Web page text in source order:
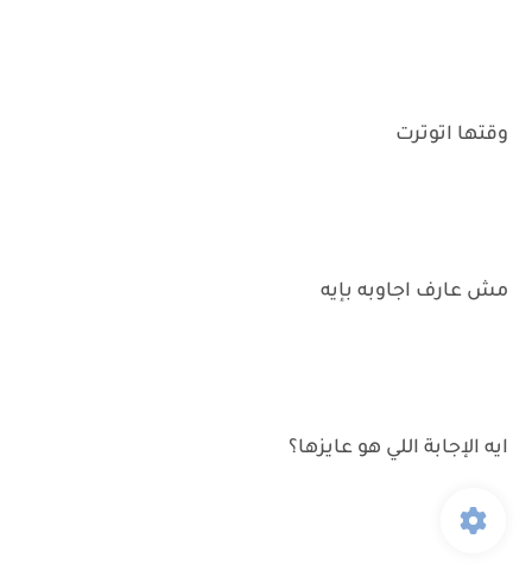
وقتها اتوترت
مش عارف اجاوبه بإيه
ايه الإجابة اللي هو عايزها؟